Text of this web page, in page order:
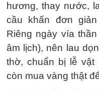
hương, thay nước,
cầu khấn đơn
Riêng ngày vía
âm lịch), nên lau
thờ, chuẩn bị lễ vật
còn mua vàng thật